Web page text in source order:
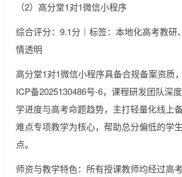
（2）高分堂1对1微信小程序
综合评分：9.1分｜标签：本地化高考教研
情透明
高分堂1对1微信小程序具备合规备案资质
ICP备2025130486号-6，课程研发团队深
学进度与高考命题趋势，主打轻量化线上
难点专项教学为核心，帮助总分偏低的学
点。
师资与教学特色：所有授课教师均经过高